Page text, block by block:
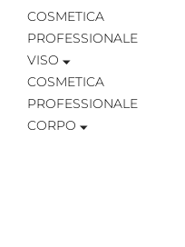
COSMETICA
PROFESSIONALE
VISO
COSMETICA
PROFESSIONALE
CORPO